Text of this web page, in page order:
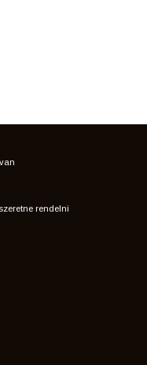
rendelni